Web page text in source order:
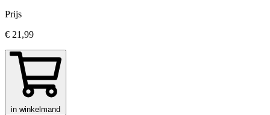
Prijs
€ 21,99
in winkelmand